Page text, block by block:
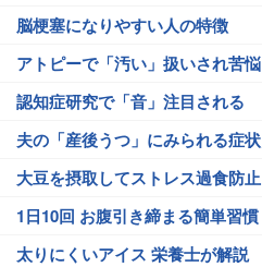
脳梗塞になりやすい人の特徴
アトピーで「汚い」扱いされ苦悩
認知症研究で「音」注目される
夫の「産後うつ」にみられる症状
大豆を摂取してストレス過食防止
1日10回 お腹引き締まる簡単習慣
太りにくいアイス 栄養士が解説